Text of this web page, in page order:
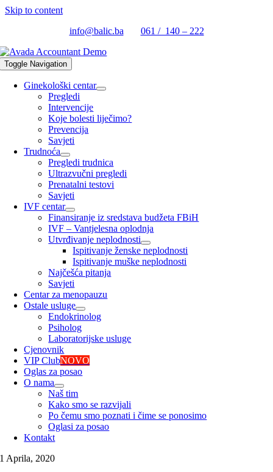
Skip to content
info@balic.ba
061 / 140 – 222
Toggle Navigation
Ginekološki centar
Pregledi
Intervencije
Koje bolesti liječimo?
Prevencija
Savjeti
Trudnoća
Pregledi trudnica
Ultrazvučni pregledi
Prenatalni testovi
Savjeti
IVF centar
Finansiranje iz sredstava budžeta FBiH
IVF – Vantjelesna oplodnja
Utvrđivanje neplodnosti
Ispitivanje ženske neplodnosti
Ispitivanje muške neplodnosti
Najčešća pitanja
Savjeti
Centar za menopauzu
Ostale usluge
Endokrinolog
Psiholog
Laboratorijske usluge
Cjenovnik
VIP ClubNOVO
Oglas za posao
O nama
Naš tim
Kako smo se razvijali
Po čemu smo poznati i čime se ponosimo
Oglasi za posao
Kontakt
1 Aprila, 2020